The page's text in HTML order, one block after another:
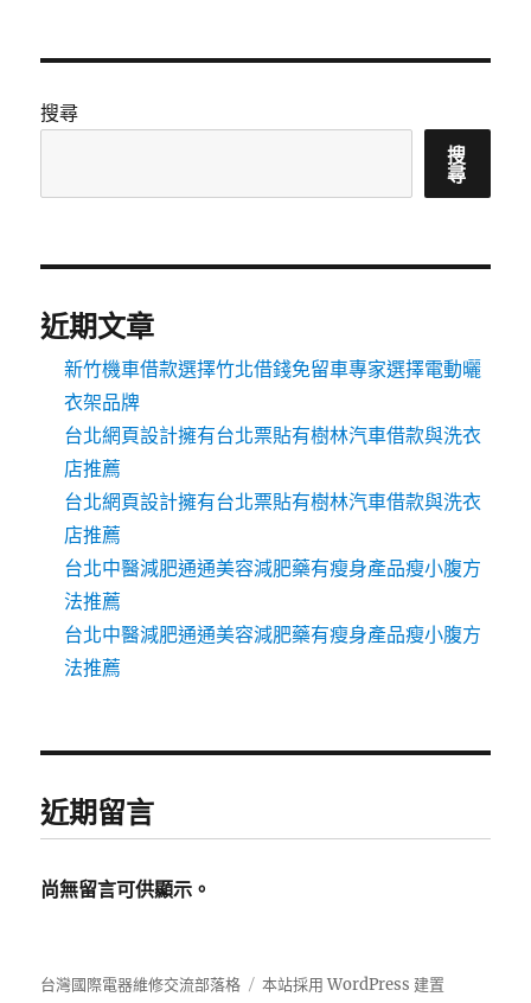
搜尋
搜
尋
近期文章
新竹機車借款選擇竹北借錢免留車專家選擇電動曬
衣架品牌
台北網頁設計擁有台北票貼有樹林汽車借款與洗衣
店推薦
台北網頁設計擁有台北票貼有樹林汽車借款與洗衣
店推薦
台北中醫減肥通通美容減肥藥有瘦身產品瘦小腹方
法推薦
台北中醫減肥通通美容減肥藥有瘦身產品瘦小腹方
法推薦
近期留言
尚無留言可供顯示。
台灣國際電器維修交流部落格 本站採用 WordPress 建置